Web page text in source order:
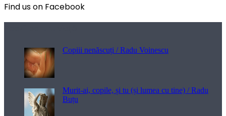
Find us on Facebook
Copiii nenăscuți / Radu Voinescu
Murit-ai, copile, și tu (și lumea cu tine) / Radu
Buțu